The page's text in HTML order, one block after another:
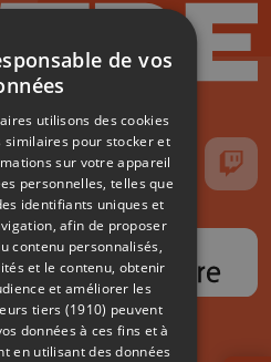
Instagram
nous sur TikTok
Suivez-nous sur YouTube
Suivez-nous
de vos
utilisons des cookies
similaires pour stocker et
sur votre appareil
personnelles, telles que
identifiants uniques et
afin de proposer
contenu personnalisés,
et le contenu, obtenir
et améliorer les
tiers (1910) peuvent
données à ces fins et à
en utilisant des données